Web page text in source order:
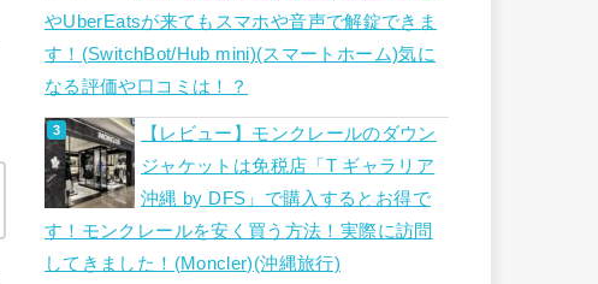
やUberEatsが来てもスマホや音声で解錠できま
す！(SwitchBot/Hub mini)(スマートホーム)気に
なる評価や口コミは！？
【レビュー】モンクレールのダウン
ジャケットは免税店「T ギャラリア
沖縄 by DFS」で購入するとお得で
す！モンクレールを安く買う方法！実際に訪問
してきました！(Moncler)(沖縄旅行)